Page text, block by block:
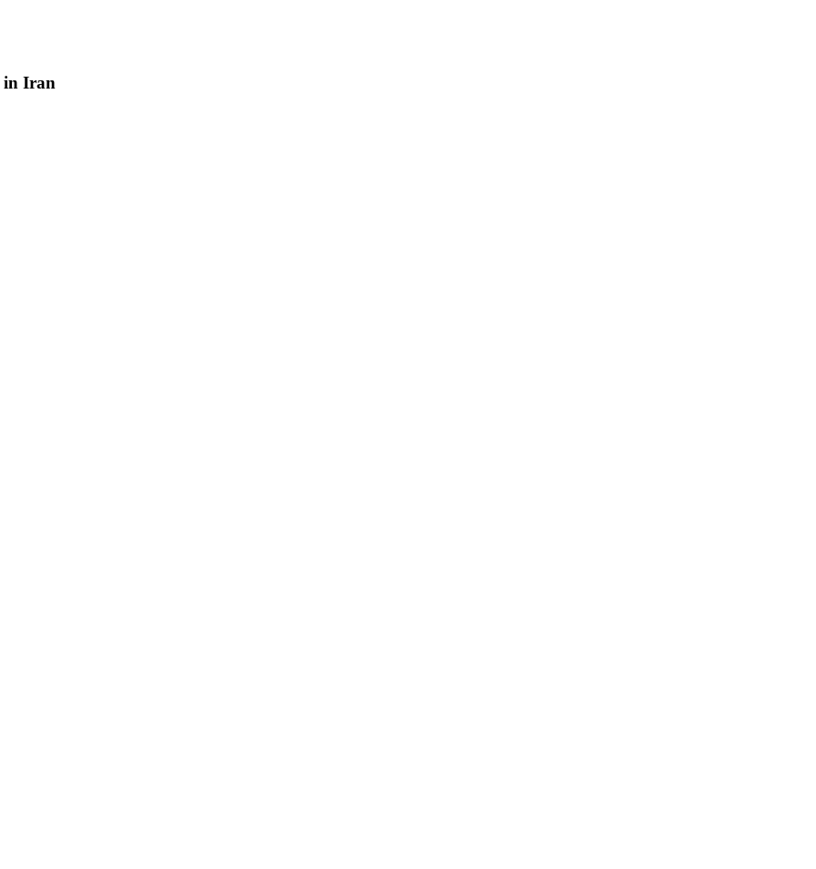
in Iran